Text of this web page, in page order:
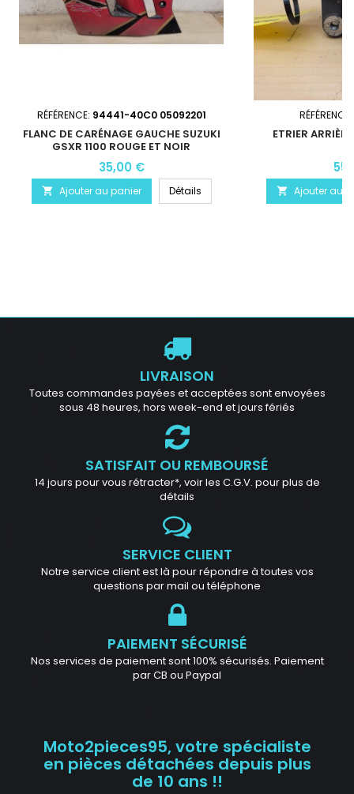
RÉFÉRENCE: 94441-40C0 05092201
FLANC DE CARÉNAGE GAUCHE SUZUKI
GSXR 1100 ROUGE ET NOIR
35,00 €
 Ajouter au panier Détails
RÉFÉRENCE:
ETRIER
 Ajouter au
LIVRAISON
Toutes commandes payées et acceptées sont envoyées
sous 48 heures, hors week-end et jours fériés
SATISFAIT OU REMBOURSÉ
14 jours pour vous rétracter*, voir les C.G.V. pour plus de
détails
SERVICE CLIENT
Notre service client est là pour répondre à toutes vos
questions par mail ou téléphone
PAIEMENT SÉCURISÉ
Nos services de paiement sont 100% sécurisés. Paiement
par CB ou Paypal
Moto2pieces95, votre spécialiste
en pièces détachées depuis plus
de 10 ans !!